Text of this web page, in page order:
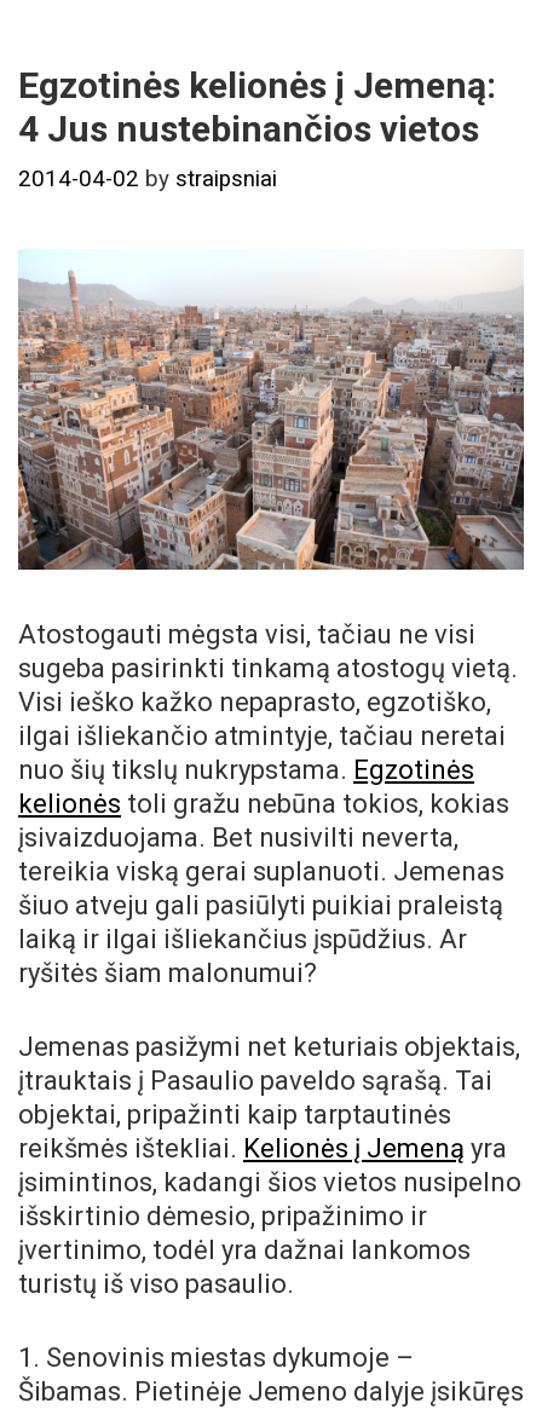
Egzotinės kelionės į Jemeną:
4 Jus nustebinančios vietos
2014-04-02 by straipsniai
Atostogauti mėgsta visi, tačiau ne visi
sugeba pasirinkti tinkamą atostogų vietą.
Visi ieško kažko nepaprasto, egzotiško,
ilgai išliekančio atmintyje, tačiau neretai
nuo šių tikslų nukrypstama. Egzotinės
kelionės toli gražu nebūna tokios, kokias
įsivaizduojama. Bet nusivilti neverta,
tereikia viską gerai suplanuoti. Jemenas
šiuo atveju gali pasiūlyti puikiai praleistą
laiką ir ilgai išliekančius įspūdžius. Ar
ryšitės šiam malonumui?
Jemenas pasižymi net keturiais objektais,
įtrauktais į Pasaulio paveldo sąrašą. Tai
objektai, pripažinti kaip tarptautinės
reikšmės ištekliai. Kelionės į Jemeną yra
įsimintinos, kadangi šios vietos nusipelno
išskirtinio dėmesio, pripažinimo ir
įvertinimo, todėl yra dažnai lankomos
turistų iš viso pasaulio.
1. Senovinis miestas dykumoje –
Šibamas. Pietinėje Jemeno dalyje įsikūręs